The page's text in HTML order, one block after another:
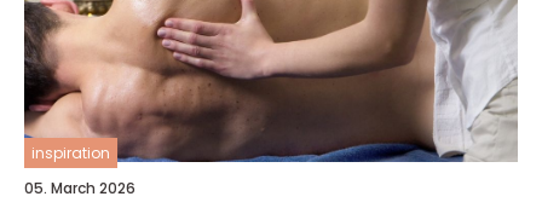
inspiration
05. March 2026